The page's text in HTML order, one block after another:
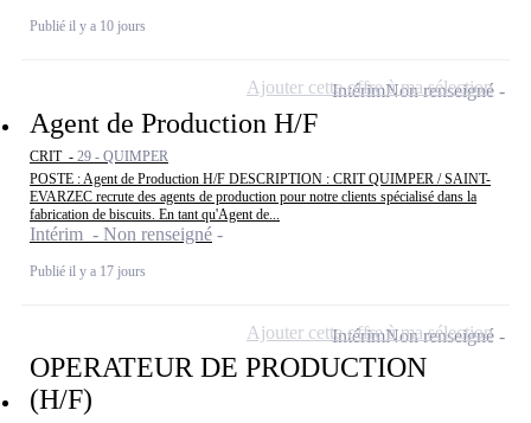
Publié il y a 10 jours
Agent de Production H/F
CRIT - 29 - QUIMPER
POSTE : Agent de Production H/F DESCRIPTION : CRIT QUIMPER / SAINT-
EVARZEC recrute des agents de production pour notre clients spécialisé dans la
fabrication de biscuits. En tant qu'Agent de...
Intérim - Non renseigné
Publié il y a 17 jours
IntérimNon renseigné
Ajouter cette offre à ma sélection
OPERATEUR DE PRODUCTION
(H/F)
IntérimNon renseigné
Ajouter cette offre à ma sélection